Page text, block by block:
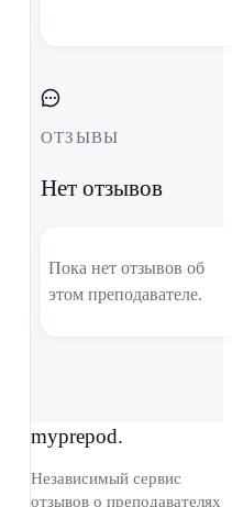
ОТЗЫВЫ
Нет отзывов
Пока нет отзывов об
этом преподавателе.
myprepod.
Независимый сервис
отзывов о преподавателях